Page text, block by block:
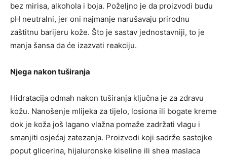
bez mirisa, alkohola i boja. Poželjno je da proizvodi budu
pH neutralni, jer oni najmanje narušavaju prirodnu
zaštitnu barijeru kože. Što je sastav jednostavniji, to je
manja šansa da će izazvati reakciju.
Njega nakon tuširanja
Hidratacija odmah nakon tuširanja ključna je za zdravu
kožu. Nanošenje mlijeka za tijelo, losiona ili bogate kreme
dok je koža još lagano vlažna pomaže zadržati vlagu i
smanjiti osjećaj zatezanja. Proizvodi koji sadrže sastojke
poput glicerina, hijaluronske kiseline ili shea maslaca